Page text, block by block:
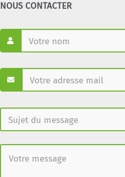
NOUS CONTACTER